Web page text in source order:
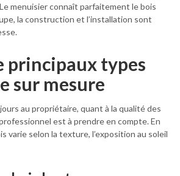
menuisier connaît parfaitement le bois
la construction et l’installation sont
principaux types
sur mesure
au propriétaire, quant à la qualité des
professionnel est à prendre en compte. En
varie selon la texture, l’exposition au soleil